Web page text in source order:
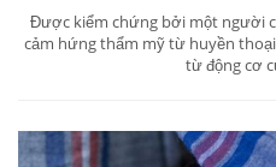
Được kiểm chứng bởi một người
cảm hứng thẩm mỹ từ huyền thoại
từ động cơ